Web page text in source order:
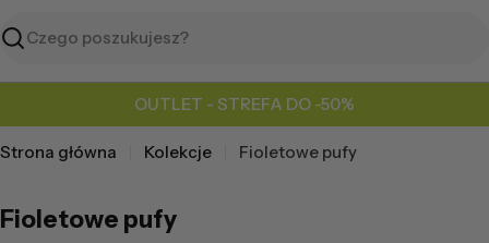
Szukaj
OUTLET - STREFA DO -50%
Strona główna Kolekcje Fioletowe pufy
Fioletowe pufy